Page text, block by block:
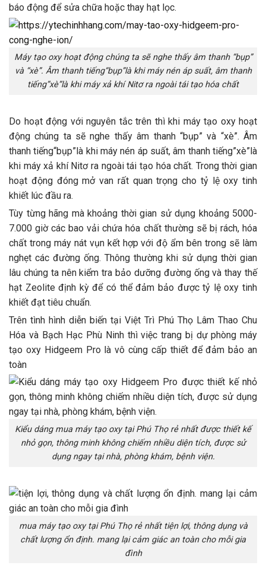
báo động để sửa chữa hoặc thay hạt lọc.
Máy tạo oxy hoạt động chúng ta sẽ nghe thấy âm thanh “bụp”
và “xè”. Âm thanh tiếng“bụp”là khi máy nén áp suất, âm thanh
tiếng”xè”là khi máy xả khí Nitơ ra ngoài tái tạo hóa chất
Do hoạt động với nguyên tắc trên thì khi máy tạo oxy hoạt
động chúng ta sẽ nghe thấy âm thanh “bụp” và “xè”. Âm
thanh tiếng“bụp”là khi máy nén áp suất, âm thanh tiếng”xè”là
khi máy xả khí Nitơ ra ngoài tái tạo hóa chất. Trong thời gian
hoạt động đóng mở van rất quan trọng cho tỷ lệ oxy tinh
khiết lúc đầu ra.
Tùy từng hãng mà khoảng thời gian sử dụng khoảng 5000-
7.000 giờ các bao vải chứa hóa chất thường sẽ bị rách, hóa
chất trong máy nát vụn kết hợp với độ ẩm bên trong sẽ làm
nghẹt các đường ống. Thông thường khi sử dụng thời gian
lâu chúng ta nên kiểm tra bảo dưỡng đường ống và thay thế
hạt Zeolite định kỳ để có thể đảm bảo được tỷ lệ oxy tinh
khiết đạt tiêu chuẩn.
Trên tình hình diễn biến tại Việt Trì Phú Thọ Lâm Thao Chu
Hóa và Bạch Hạc Phù Ninh thì việc trang bị dự phòng máy
tạo oxy Hidgeem Pro là vô cùng cấp thiết để đảm bảo an
toàn
Kiểu dáng mua máy tạo oxy tại Phú Thọ rẻ nhất được thiết kế
nhỏ gọn, thông minh không chiếm nhiều diện tích, được sử
dụng ngay tại nhà, phòng khám, bệnh viện.
mua máy tạo oxy tại Phú Thọ rẻ nhất tiện lợi, thông dụng và
chất lượng ổn định. mang lại cảm giác an toàn cho mỗi gia
đình